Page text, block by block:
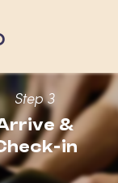
&
in
Step 3